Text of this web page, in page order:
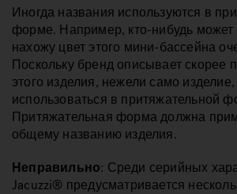
Иногда названия используются в
форме. Например, кто-нибудь может
нахожу цвет этого мини-бассейна
Поскольку бренд описывает скорее
этого изделия, нежели само
использоваться в притяжательной
Притяжательная форма должна
общему названию изделия.
Неправильно: Среди серийных
Jacuzzi® предусматривается